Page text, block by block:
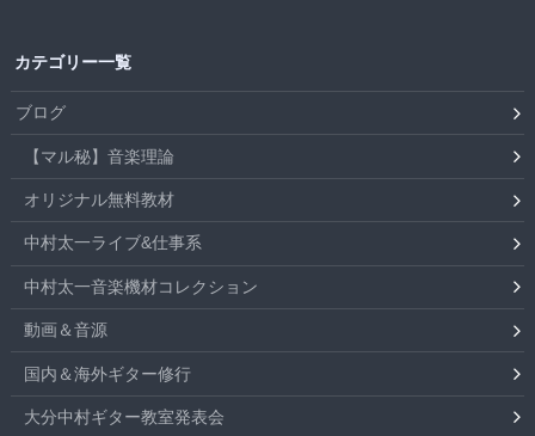
カテゴリー一覧
ブログ
【マル秘】音楽理論
オリジナル無料教材
中村太一ライブ&仕事系
中村太一音楽機材コレクション
動画＆音源
国内＆海外ギター修行
大分中村ギター教室発表会